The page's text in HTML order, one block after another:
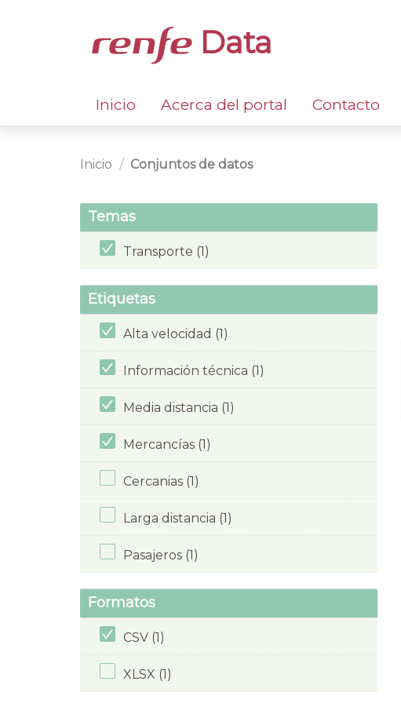
Data
Inicio Acerca del portal Contacto
Inicio Conjuntos de datos
Temas
Transporte (1)
Etiquetas
Alta velocidad (1)
Información técnica (1)
Media distancia (1)
Mercancías (1)
Cercanias (1)
Larga distancia (1)
Pasajeros (1)
Formatos
CSV (1)
XLSX (1)